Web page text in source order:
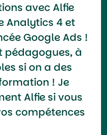
avec Alfie
Analytics 4 et
Google Ads !
pédagogues, à
si on a des
! Je
Alfie si vous
compétences